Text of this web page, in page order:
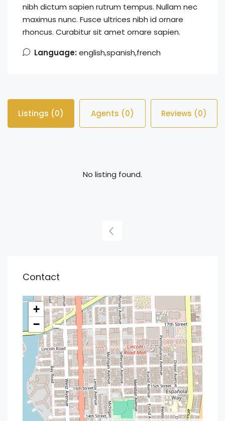
nibh dictum sapien rutrum tempus. Nullam nec
maximus nunc. Fusce ultrices nibh id ornare
rhoncus. Curabitur sit amet ornare sapien.
Language:english,spanish,french
Listings (0) Agents (0) Reviews (0)
No listing found.
Contact
+
−